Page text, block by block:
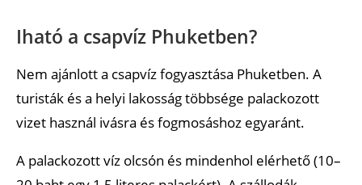
Iható a csapvíz Phuketben?
Nem ajánlott a csapvíz fogyasztása Phuketben. A
turisták és a helyi lakosság többsége palackozott
vizet használ ivásra és fogmosáshoz egyaránt.
A palackozott víz olcsón és mindenhol elérhető (10–